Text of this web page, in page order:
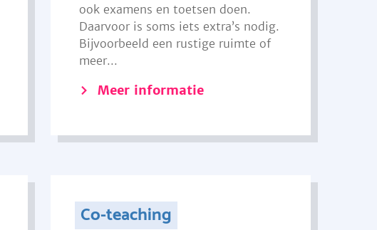
ook examens en toetsen doen.
Daarvoor is soms iets extra’s nodig.
Bijvoorbeeld een rustige ruimte of
meer...
Meer informatie
Co-teaching